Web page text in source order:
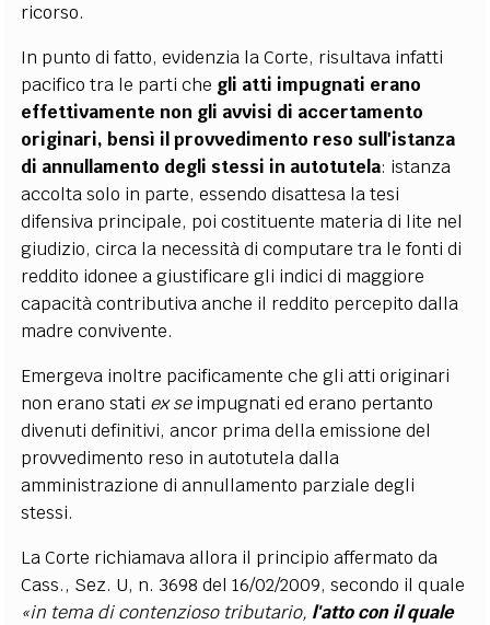
ricorso.
In punto di fatto, evidenzia la Corte, risultava infatti
pacifico tra le parti che gli atti impugnati erano
effettivamente non gli avvisi di accertamento
originari, bensì il provvedimento reso sull'istanza
di annullamento degli stessi in autotutela: istanza
accolta solo in parte, essendo disattesa la tesi
difensiva principale, poi costituente materia di lite nel
giudizio, circa la necessità di computare tra le fonti di
reddito idonee a giustificare gli indici di maggiore
capacità contributiva anche il reddito percepito dalla
madre convivente.
Emergeva inoltre pacificamente che gli atti originari
non erano stati ex seimpugnati ed erano pertanto
divenuti definitivi, ancor prima della emissione del
provvedimento reso in autotutela dalla
amministrazione di annullamento parziale degli
stessi.
La Corte richiamava allora il principio affermato da
Cass., Sez. U, n. 3698 del 16/02/2009, secondo il quale
«in tema di contenzioso tributario, l'atto con il quale